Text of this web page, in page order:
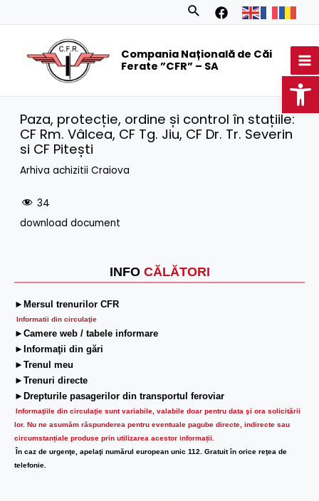
Search
Compania Națională de Căi
Ferate ”CFR” – SA
INFO CĂLĂTORI
►Mersul trenurilor CFR
Informatii din circulaţie
►Camere web / tabele informare
►Informaţii din gări
►Trenul meu
►Trenuri directe
►Drepturile pasagerilor din transportul feroviar
Informaţiile din circulaţie sunt variabile, valabile doar pentru data şi ora solicitării
lor. Nu ne asumăm răspunderea pentru eventuale pagube directe, indirecte sau
circumstanțiale produse prin utilizarea acestor informații.
În caz de urgenţe, apelaţi numărul european unic 112. Gratuit în orice reţea de
telefonie.
Paza, protecție, ordine și control în stațiile:
CF Rm. Vâlcea, CF Tg. Jiu, CF Dr. Tr. Severin
si CF Pitești
Arhiva achizitii Craiova
34
download document